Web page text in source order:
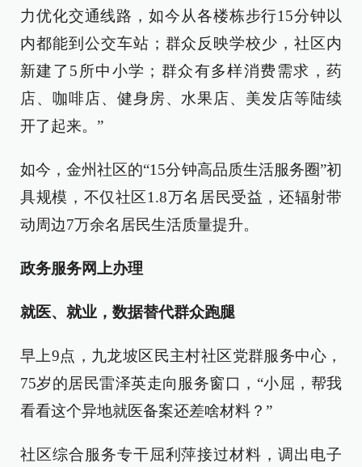
力优化交通线路，如今从各楼栋步行15分钟以
内都能到公交车站；群众反映学校少，社区内
新建了5所中小学；群众有多样消费需求，药
店、咖啡店、健身房、水果店、美发店等陆续
开了起来。”
如今，金州社区的“15分钟高品质生活服务圈”初
具规模，不仅社区1.8万名居民受益，还辐射带
动周边7万余名居民生活质量提升。
政务服务网上办理
就医、就业，数据替代群众跑腿
早上9点，九龙坡区民主村社区党群服务中心，
75岁的居民雷泽英走向服务窗口，“小屈，帮我
看看这个异地就医备案还差啥材料？”
社区综合服务专干屈利萍接过材料，调出电子